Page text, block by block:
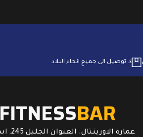
٤. ⁠توصيل الى جميع انحاء البلاد
FITNESSBAR
عمارة الاورينتال. العنوان الجليل 245, اسرائيل